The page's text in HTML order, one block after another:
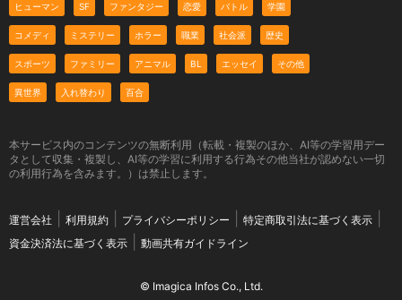
ヒューマン SF ファンタジー 恋愛 バトル 学園
コメディ ミステリー ホラー 職業 社会派 歴史
スポーツ ファミリー アニマル BL エッセイ その他
異世界 入れ替わり 百合
本サービス内のコンテンツの無断利用（転載・複製のほか、AI等の学習用デー
タとして収集・複製し、AI等の学習に利用する行為その他当社が認めない一切
の利用行為を含みます。）は禁止します。
運営会社 利用規約 プライバシーポリシー
特定商取引法に基づく表示
資金決済法に基づく表示
動画共有ガイドライン
© Imagica Infos Co., Ltd.